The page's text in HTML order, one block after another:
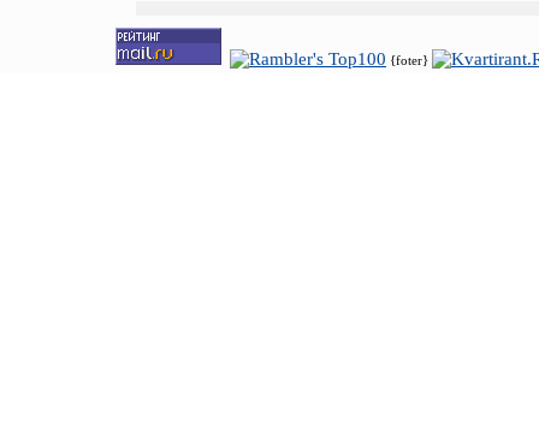
{foter}